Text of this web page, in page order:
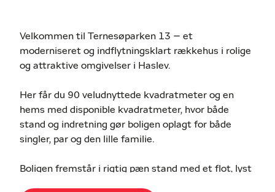
Velkommen til Ternesøparken 13 – et
moderniseret og indflytningsklart rækkehus i rolige
og attraktive omgivelser i Haslev.
Her får du 90 veludnyttede kvadratmeter og en
hems med disponible kvadratmeter, hvor både
stand og indretning gør boligen oplagt for både
singler, par og den lille familie.
Boligen fremstår i rigtig pæn stand med et flot, lyst